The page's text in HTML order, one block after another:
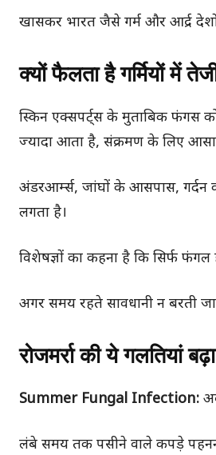
खासकर भारत जैसे गर्म और आर्द्र
क्यों फैलता है गर्मियों में
स्किन एक्सपर्ट्स के मुताबिक फंगस
ज्यादा आता है, संक्रमण के लिए
अंडरआर्म्स, जांघों के आसपास,
लगता है।
विशेषज्ञों का कहना है कि सिर्फ
अगर समय रहते सावधानी न बरती
रोजमर्रा की ये गलतियां
Summer Fungal Infection:
लंबे समय तक पसीने वाले कपड़े